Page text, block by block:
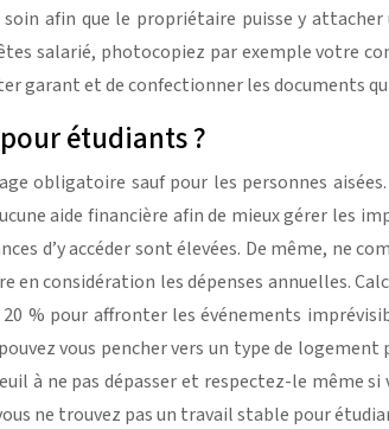
soin afin que le propriétaire puisse y
salarié, photocopiez par exemple votre
garant et de confectionner les documents
étudiants ?
obligatoire sauf pour les personnes
aide financière afin de mieux gérer les
d’y accéder sont élevées. De même, ne
en considération les dépenses annuelles.
% pour affronter les événements
vous pencher vers un type de
à ne pas dépasser et respectez-le même
ne trouvez pas un travail stable pour